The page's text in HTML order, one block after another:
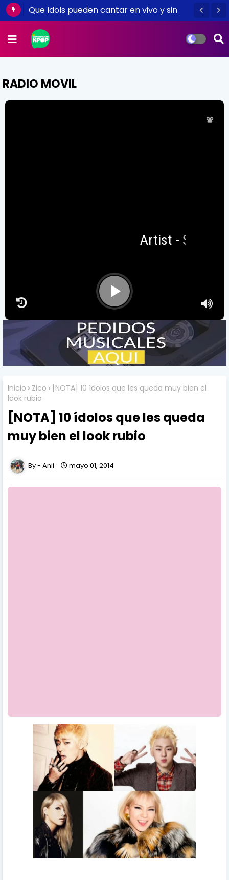
Que Idols pueden cantar en vivo y sin
(Part I)
RADIO MOVIL
-Songtitle
Inicio Zico
[NOTA] 10 ídolos que les queda muy bien el
look rubio
[NOTA] 10 ídolos que les queda
muy bien el look rubio
Anii mayo 01, 2014